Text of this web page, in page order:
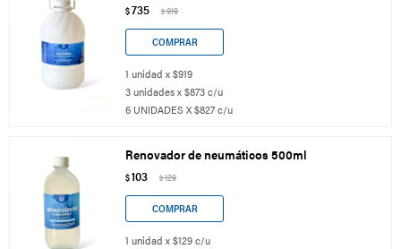
$735 $919
1 unidad x $919
3 unidades x $873 c/u
6 UNIDADES X $827 c/u
Renovador de neumáticos 500ml
$103 $129
1 unidad x $129 c/u